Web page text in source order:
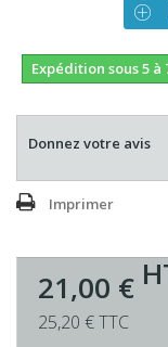
Expédition sous 5 à
Donnez votre avis
Imprimer
21,00 €
25,20 € TTC